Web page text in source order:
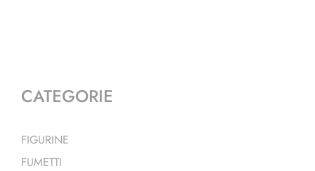
CATEGORIE
FIGURINE
FUMETTI